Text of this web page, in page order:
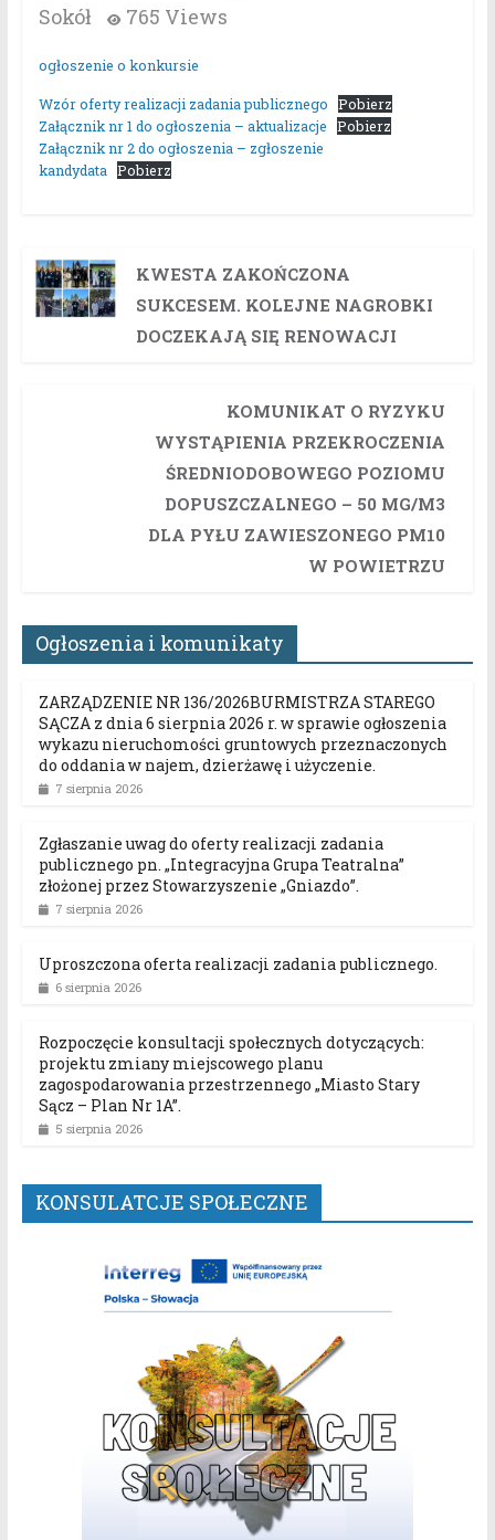
Sokół
765 Views
ogłoszenie o konkursie
Wzór oferty realizacji zadania publicznego
Pobierz
Załącznik nr 1 do ogłoszenia – aktualizacje
Pobierz
Załącznik nr 2 do ogłoszenia – zgłoszenie
kandydata
Pobierz
KWESTA ZAKOŃCZONA
SUKCESEM. KOLEJNE NAGROBKI
DOCZEKAJĄ SIĘ RENOWACJI
KOMUNIKAT O RYZYKU
WYSTĄPIENIA PRZEKROCZENIA
ŚREDNIODOBOWEGO POZIOMU
DOPUSZCZALNEGO – 50 ΜG/M3
DLA PYŁU ZAWIESZONEGO PM10
W POWIETRZU
Ogłoszenia i komunikaty
ZARZĄDZENIE NR 136/2026BURMISTRZA STAREGO
SĄCZA z dnia 6 sierpnia 2026 r. w sprawie ogłoszenia
wykazu nieruchomości gruntowych przeznaczonych
do oddania w najem, dzierżawę i użyczenie.
7 sierpnia 2026
Zgłaszanie uwag do oferty realizacji zadania
publicznego pn. „Integracyjna Grupa Teatralna”
złożonej przez Stowarzyszenie „Gniazdo”.
7 sierpnia 2026
Uproszczona oferta realizacji zadania publicznego.
6 sierpnia 2026
Rozpoczęcie konsultacji społecznych dotyczących:
projektu zmiany miejscowego planu
zagospodarowania przestrzennego „Miasto Stary
Sącz – Plan Nr 1A”.
5 sierpnia 2026
KONSULATCJE SPOŁECZNE